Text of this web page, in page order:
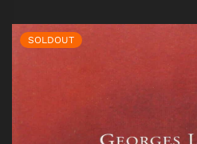
SOLDOUT